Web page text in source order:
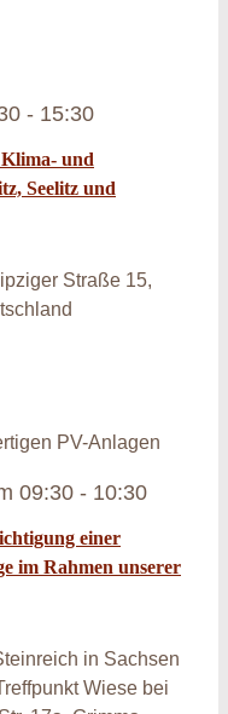
und
Seelitz und
- 15:30
Straße 15,
einer
im Rahmen unserer
09:30 - 10:30
in Sachsen
Wiese bei